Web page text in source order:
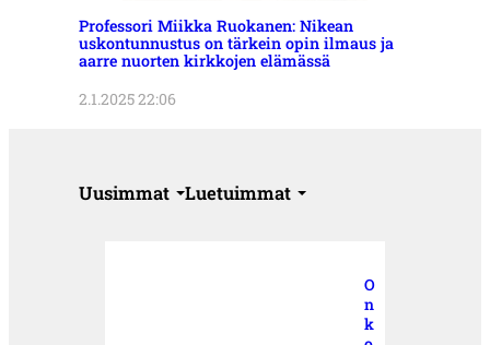
Professori Miikka Ruokanen: Nikean
uskontunnustus on tärkein opin ilmaus ja
aarre nuorten kirkkojen elämässä
2.1.2025 22:06
Uusimmat Luetuimmat
O
n
k